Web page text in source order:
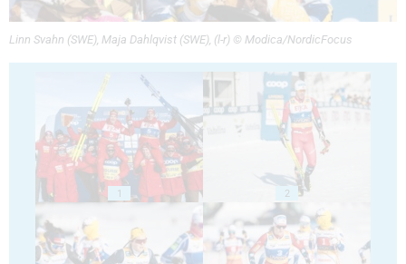
Linn Svahn (SWE), Maja Dahlqvist (SWE), (l-r) © Modica/NordicFocus
1 2